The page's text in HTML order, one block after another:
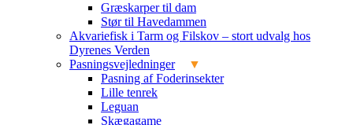
Græskarper til dam
Stør til Havedammen
Akvariefisk i Tarm og Filskov – stort udvalg hos
Dyrenes Verden
Pasningsvejledninger
Pasning af Foderinsekter
Lille tenrek
Leguan
Skægagame